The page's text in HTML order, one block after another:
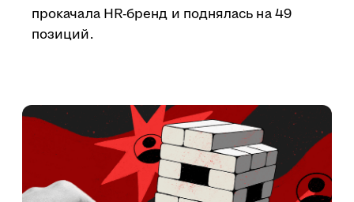
прокачала HR-бренд и поднялась на 49
позиций.